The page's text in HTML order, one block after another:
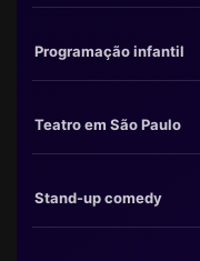
Programação infantil
Teatro em São Paulo
Stand-up comedy